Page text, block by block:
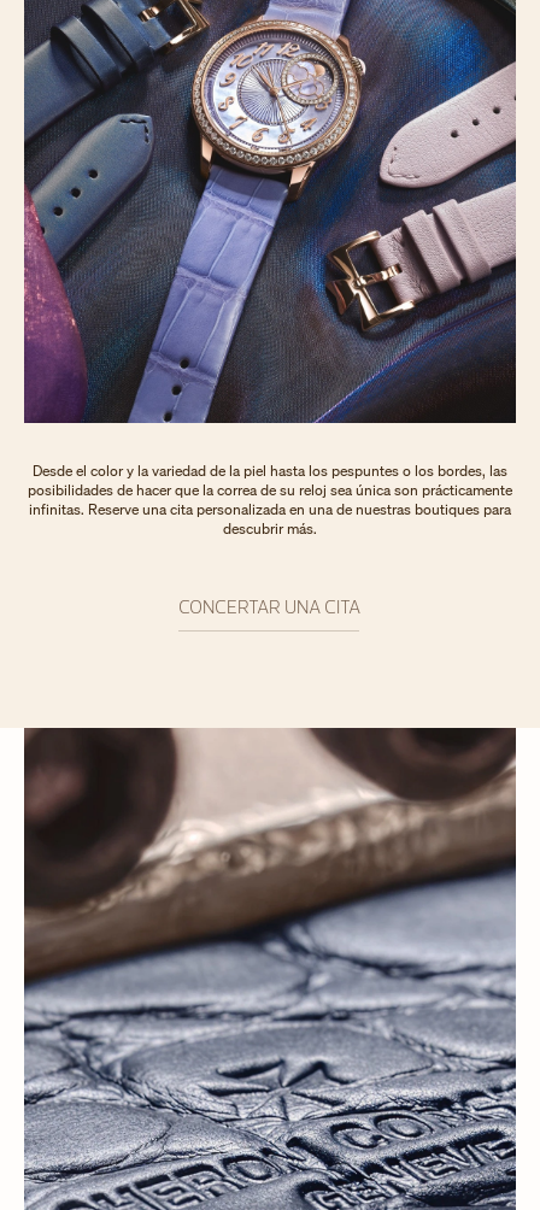
Desde el color y la variedad de la piel hasta los pespuntes o los bordes, las
posibilidades de hacer que la correa de su reloj sea única son prácticamente
infinitas. Reserve una cita personalizada en una de nuestras boutiques para
descubrir más.
CONCERTAR UNA CITA